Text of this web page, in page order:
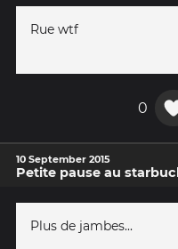
Rue wtf
0
10 September 2015
Petite pause au
Plus de jambes...